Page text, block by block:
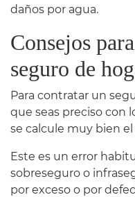
daños por agua.
Consejos
seguro de
Para contratar un
que seas preciso con
se calcule muy bien
Este es un error
sobreseguro o
por exceso o por